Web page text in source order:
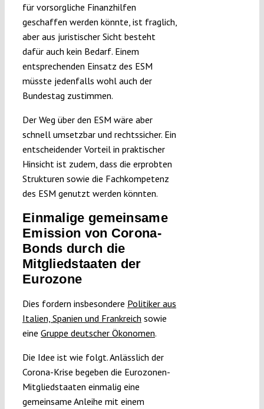
für vorsorgliche Finanzhilfen
geschaffen werden könnte, ist fraglich,
aber aus juristischer Sicht besteht
dafür auch kein Bedarf. Einem
entsprechenden Einsatz des ESM
müsste jedenfalls wohl auch der
Bundestag zustimmen.
Der Weg über den ESM wäre aber
schnell umsetzbar und rechtssicher. Ein
entscheidender Vorteil in praktischer
Hinsicht ist zudem, dass die erprobten
Strukturen sowie die Fachkompetenz
des ESM genutzt werden könnten.
Einmalige gemeinsame
Emission von Corona-
Bonds durch die
Mitgliedstaaten der
Eurozone
Dies fordern insbesondere Politiker aus
Italien, Spanien und Frankreich sowie
eine Gruppe deutscher Ökonomen.
Die Idee ist wie folgt. Anlässlich der
Corona-Krise begeben die Eurozonen-
Mitgliedstaaten einmalig eine
gemeinsame Anleihe mit einem